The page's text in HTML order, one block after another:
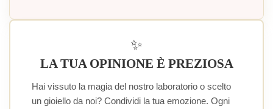
✨
LA TUA OPINIONE È PREZIOSA
Hai vissuto la magia del nostro laboratorio o scelto
un gioiello da noi? Condividi la tua emozione. Ogni